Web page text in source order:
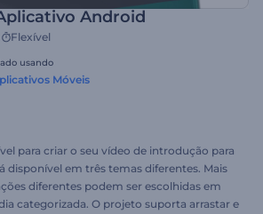
Android
Flexível
usando
Móveis
para criar o seu vídeo de introdução para
disponível em três temas diferentes. Mais
diferentes podem ser escolhidas em
categorizada. O projeto suporta arrastar e